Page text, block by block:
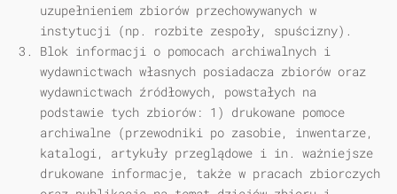
uzupełnieniem zbiorów przechowywanych w
instytucji (np. rozbite zespoły, spuścizny).
Blok informacji o pomocach archiwalnych i
wydawnictwach własnych posiadacza zbiorów oraz
wydawnictwach źródłowych, powstałych na
podstawie tych zbiorów: 1) drukowane pomoce
archiwalne (przewodniki po zasobie, inwentarze,
katalogi, artykuły przeglądowe i in. ważniejsze
drukowane informacje, także w pracach zbiorczych